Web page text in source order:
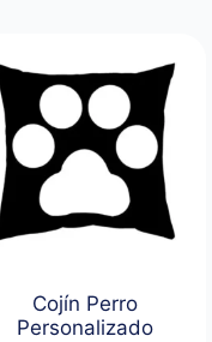
19,90 €
hasta
34,90 €
Cojín Perro
Personalizado